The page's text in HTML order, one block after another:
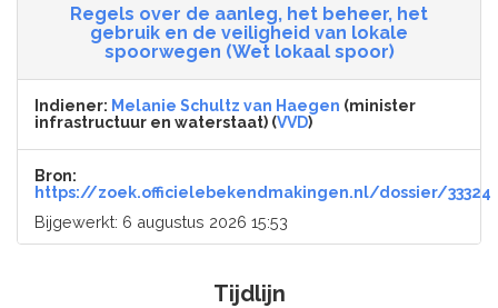
Regels over de aanleg, het beheer, het
gebruik en de veiligheid van lokale
spoorwegen (Wet lokaal spoor)
Indiener: Melanie Schultz van Haegen (minister
infrastructuur en waterstaat) (VVD)
Bron:
https://zoek.officielebekendmakingen.nl/dossier/33324
Bijgewerkt: 6 augustus 2026 15:53
Tijdlijn